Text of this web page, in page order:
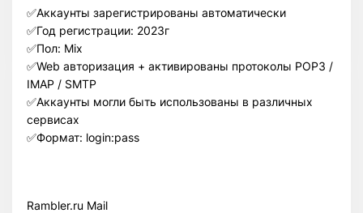
✅Аккаунты зарегистрированы автоматически
✅Год регистрации: 2023г
✅Пол: Mix
✅Web авторизация + активированы протоколы POP3 /
IMAP / SMTP
✅Аккаунты могли быть использованы в различных
сервисах
✅Формат: login:pass
Rambler.ru Mail